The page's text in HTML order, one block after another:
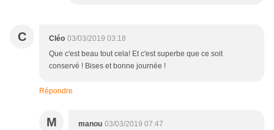
C Cléo 03/03/2019 03:18
Que c'est beau tout cela! Et c'est superbe que ce soit
conservé ! Bises et bonne journée !
Répondre
M manou 03/03/2019 07:47